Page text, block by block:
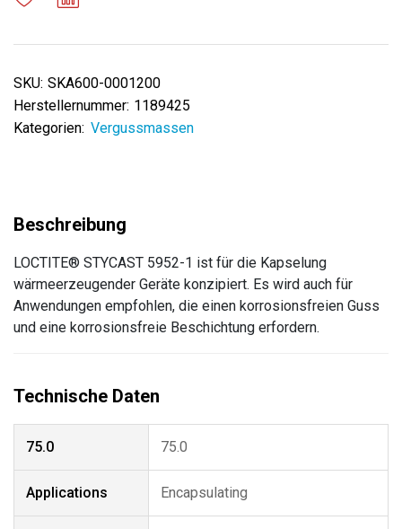
SKU: SKA600-0001200
Herstellernummer: 1189425
Kategorien: Vergussmassen
LOCTITE® STYCAST 5952-1 ist für die Kapselung
wärmeerzeugender Geräte konzipiert. Es wird auch für
Anwendungen empfohlen, die einen korrosionsfreien Guss
und eine korrosionsfreie Beschichtung erfordern.
75.0 75.0
Applications Encapsulating